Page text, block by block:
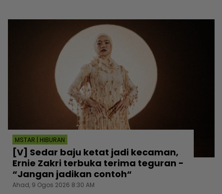
MSTAR | HIBURAN
[V] Sedar baju ketat jadi kecaman,
Ernie Zakri terbuka terima teguran -
“Jangan jadikan contoh“
Ahad, 9 Ogos 2026 8:30 AM